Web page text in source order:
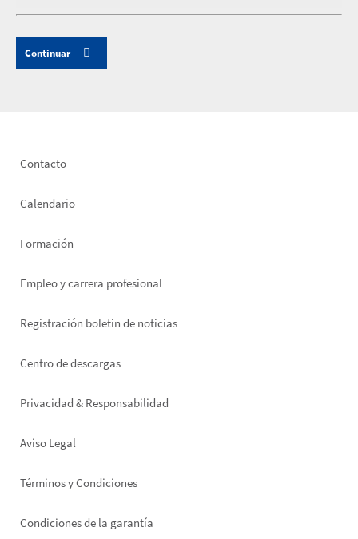
Footer
Contacto
Calendario
Formación
Empleo y carrera profesional
Registración boletin de noticias
Footer
Centro de descargas
Privacidad & Responsabilidad
Aviso Legal
Términos y Condiciones
Condiciones de la garantía